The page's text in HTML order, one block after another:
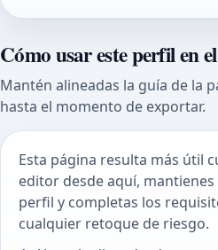
Cómo usar este perfil en
Mantén alineadas la guía de la
hasta el momento de exportar.
Esta página resulta más útil
editor desde aquí,
perfil y completas los
cualquier retoque de riesgo.